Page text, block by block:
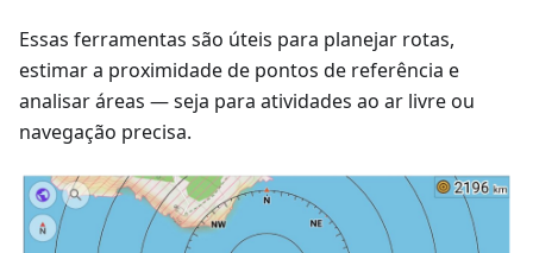
Essas ferramentas são úteis para planejar rotas,
estimar a proximidade de pontos de referência e
analisar áreas — seja para atividades ao ar livre ou
navegação precisa.